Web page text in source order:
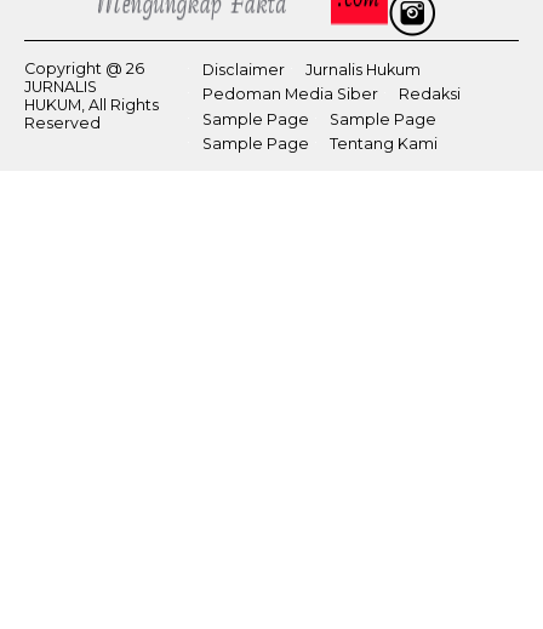
Copyright @ 26
JURNALIS
HUKUM, All Rights
Reserved
Disclaimer
Jurnalis Hukum
Pedoman Media Siber
Redaksi
Sample Page
Sample Page
Sample Page
Tentang Kami